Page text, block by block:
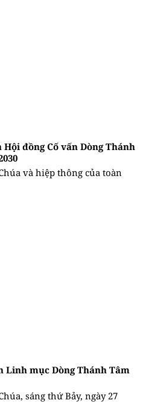
đồng Cố vấn Dòng Thánh
và hiệp thông của toàn
Linh mục Dòng Thánh Tâm
sáng thứ Bảy, ngày 27